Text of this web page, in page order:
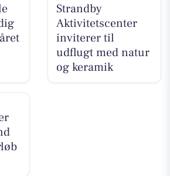
Strandby
Aktivitetscenter
inviterer til
udflugt med natur
og keramik